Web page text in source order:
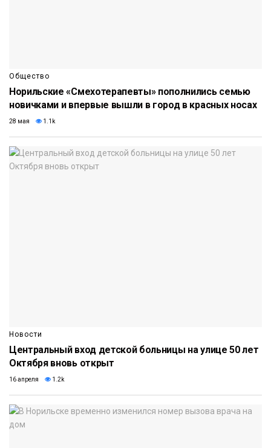
Общество
Норильские «Смехотерапевты» пополнились семью
новичками и впервые вышли в город в красных носах
28 мая 1.1k
Новости
Центральный вход детской больницы на улице 50 лет
Октября вновь открыт
16 апреля 1.2k